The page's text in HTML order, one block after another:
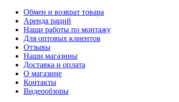
Обмен и возврат товара
Аренда раций
Наши работы по монтажу
Для оптовых клиентов
Отзывы
Наши магазины
Доставка и оплата
О магазине
Контакты
Видеообзоры